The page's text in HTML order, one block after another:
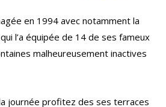
en 1994 avec notamment la
l’a équipée de 14 de ses fameux
malheureusement inactives
journée profitez des ses terraces